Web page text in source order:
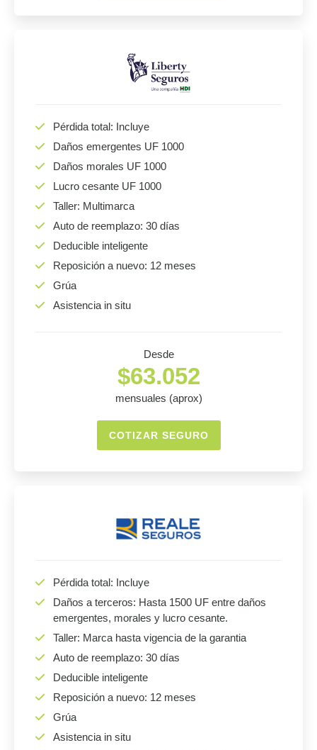
Pérdida total: Incluye
Daños emergentes UF 1000
Daños morales UF 1000
Lucro cesante UF 1000
Taller: Multimarca
Auto de reemplazo: 30 días
Deducible inteligente
Reposición a nuevo: 12 meses
Grúa
Asistencia in situ
Desde
$63.052
mensuales (aprox)
COTIZAR SEGURO
Pérdida total: Incluye
Daños a terceros: Hasta 1500 UF entre daños
emergentes, morales y lucro cesante.
Taller: Marca hasta vigencia de la garantia
Auto de reemplazo: 30 días
Deducible inteligente
Reposición a nuevo: 12 meses
Grúa
Asistencia in situ